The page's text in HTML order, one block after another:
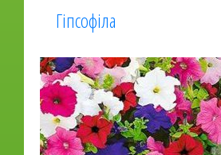
Гіпсофіла